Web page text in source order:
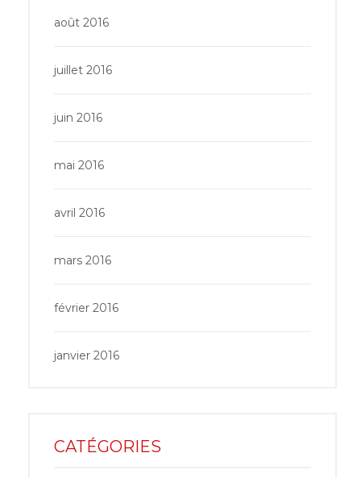
août 2016
juillet 2016
juin 2016
mai 2016
avril 2016
mars 2016
février 2016
janvier 2016
CATÉGORIES